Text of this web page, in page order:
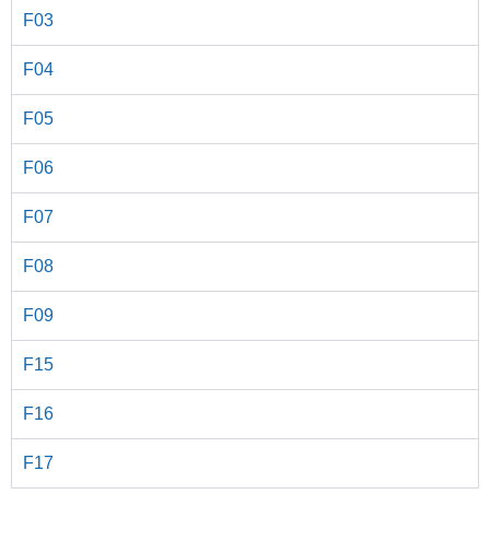
F03
F04
F05
F06
F07
F08
F09
F15
F16
F17